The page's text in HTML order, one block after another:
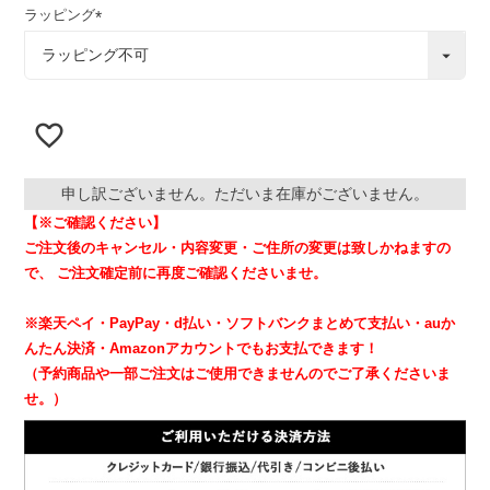
ラッピング
必
申し訳ございません。ただいま在庫がございません。
【※ご確認ください】
ご注文後のキャンセル・内容変更・ご住所の変更は致しかねますの
で、
ご注文確定前に再度ご確認くださいませ。
※楽天ペイ・PayPay・d払い・ソフトバンクまとめて支払い・auか
んたん決済・Amazonアカウントでもお支払できます！
（予約商品や一部ご注文はご使用できませんのでご了承くださいま
せ。）